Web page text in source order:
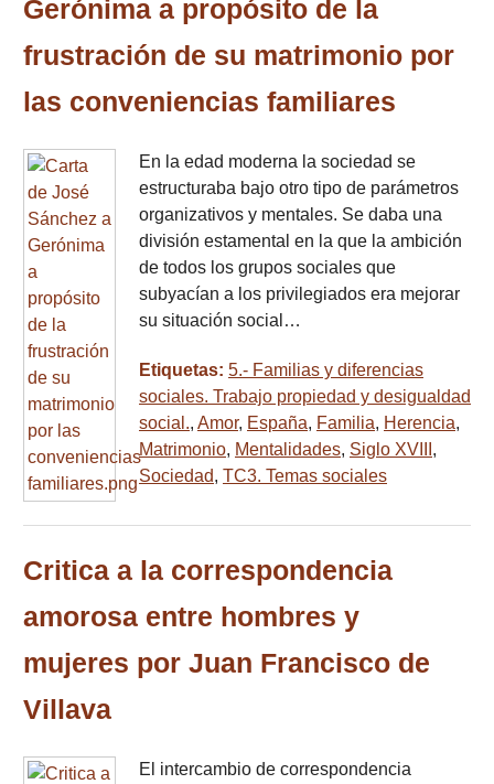
Gerónima a propósito de la
frustración de su matrimonio por
las conveniencias familiares
En la edad moderna la sociedad se
estructuraba bajo otro tipo de parámetros
organizativos y mentales. Se daba una
división estamental en la que la ambición
de todos los grupos sociales que
subyacían a los privilegiados era mejorar
su situación social…
Etiquetas: 5.- Familias y diferencias
sociales. Trabajo propiedad y desigualdad
social., Amor, España, Familia, Herencia,
Matrimonio, Mentalidades, Siglo XVIII ,
Sociedad, TC3. Temas sociales
Critica a la correspondencia
amorosa entre hombres y
mujeres por Juan Francisco de
Villava
El intercambio de correspondencia